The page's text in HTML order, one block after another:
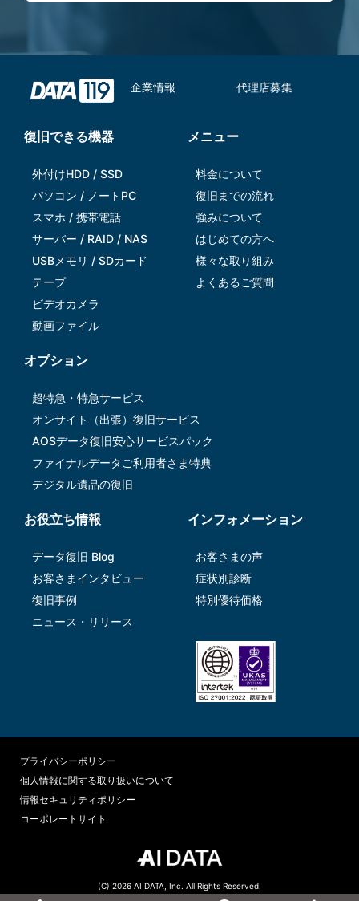
企業情報 代理店募集
復旧できる機器
外付けHDD / SSD
パソコン / ノートPC
スマホ / 携帯電話
サーバー / RAID / NAS
USBメモリ / SDカード
テープ
ビデオカメラ
動画ファイル
メニュー
料金について
復旧までの流れ
強みについて
はじめての方へ
様々な取り組み
よくあるご質問
オプション
超特急・特急サービス
オンサイト（出張）復旧サービス
AOSデータ復旧安⼼サービスパック
ファイナルデータご利⽤者さま特典
デジタル遺品の復旧
お役立ち情報
データ復旧 Blog
お客さまインタビュー
復旧事例
ニュース・リリース
インフォメーション
お客さまの声
症状別診断
特別優待価格
プライバシーポリシー
個人情報に関する取り扱いについて
情報セキュリティポリシー
コーポレートサイト
(C) 2026 AI DATA, Inc. All Rights Reserved.